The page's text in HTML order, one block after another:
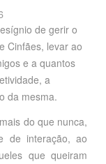
de gerir o
Cinfães, levar ao
e a quantos
a
da mesma.
do que nunca,
de interação, ao
que queiram